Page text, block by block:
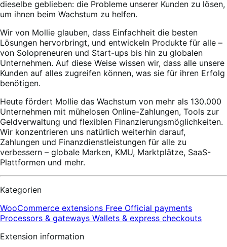
dieselbe geblieben: die Probleme unserer Kunden zu lösen,
um ihnen beim Wachstum zu helfen.
Wir von Mollie glauben, dass Einfachheit die besten
Lösungen hervorbringt, und entwickeln Produkte für alle –
von Solopreneuren und Start-ups bis hin zu globalen
Unternehmen. Auf diese Weise wissen wir, dass alle unsere
Kunden auf alles zugreifen können, was sie für ihren Erfolg
benötigen.
Heute fördert Mollie das Wachstum von mehr als 130.000
Unternehmen mit mühelosen Online-Zahlungen, Tools zur
Geldverwaltung und flexiblen Finanzierungsmöglichkeiten.
Wir konzentrieren uns natürlich weiterhin darauf,
Zahlungen und Finanzdienstleistungen für alle zu
verbessern – globale Marken, KMU, Marktplätze, SaaS-
Plattformen und mehr.
Kategorien
WooCommerce extensions Free Official payments
Processors & gateways Wallets & express checkouts
Extension information